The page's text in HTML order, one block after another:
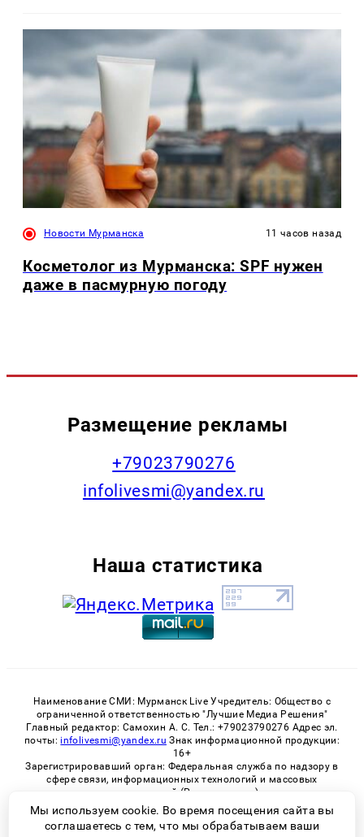
Новости Мурманска 11 часов назад
Косметолог из Мурманска: SPF нужен
даже в пасмурную погоду
Размещение рекламы
+79023790276
infolivesmi@yandex.ru
Наша статистика
Наименование СМИ: Мурманск Live Учредитель: Общество с
ограниченной ответственностью "Лучшие Медиа Решения"
Главный редактор: Самохин А. С. Тел.: +79023790276 Адрес эл.
почты: infolivesmi@yandex.ru Знак информационной продукции:
16+
Зарегистрировавший орган: Федеральная служба по надзору в
сфере связи, информационных технологий и массовых
коммуникаций (Роскомнадзор)
Регистрационный номер СМИ ЭЛ № ФС 77 - 82534 от 21.01.2022
Мы используем cookie. Во время посещения сайта вы
соглашаетесь с тем, что мы обрабатываем ваши